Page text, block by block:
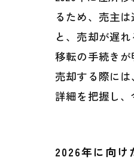
るため、売主
と、売却が遅
移転の手続き
売却する際に
詳細を把握し、
2026年に向け